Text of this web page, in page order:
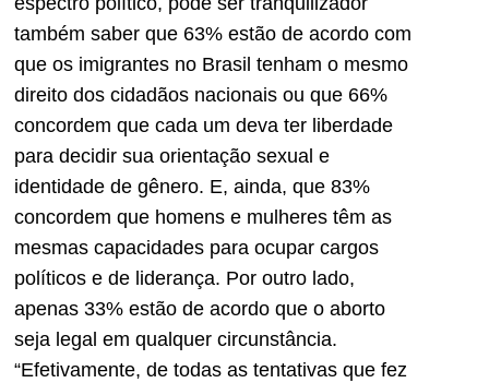
também saber que 63% estão de acordo com
que os imigrantes no Brasil tenham o mesmo
direito dos cidadãos nacionais ou que 66%
concordem que cada um deva ter liberdade
para decidir sua orientação sexual e
identidade de gênero. E, ainda, que 83%
concordem que homens e mulheres têm as
mesmas capacidades para ocupar cargos
políticos e de liderança. Por outro lado,
apenas 33% estão de acordo que o aborto
seja legal em qualquer circunstância.
“Efetivamente, de todas as tentativas que fez